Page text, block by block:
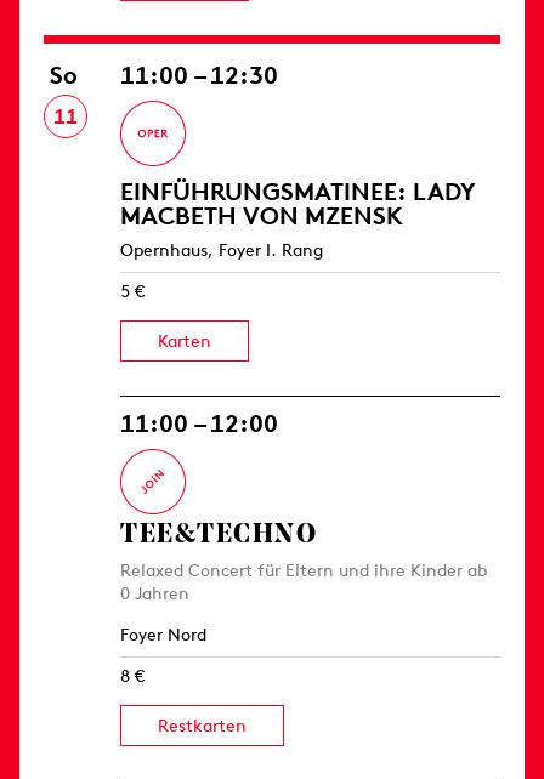
So
11
11:00 – 12:30
EINFÜHRUNGS­MATINEE: LADY
MACBETH VON MZENSK
Opernhaus, Foyer I. Rang
5 €
Karten
11:00 – 12:00
TEE&TECHNO
Relaxed Concert für Eltern und ihre Kinder ab
0 Jahren
Foyer Nord
8 €
Restkarten